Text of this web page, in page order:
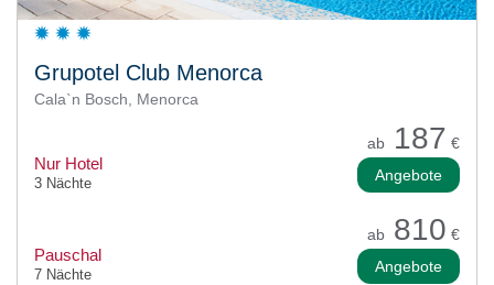
Grupotel Club Menorca
Cala`n Bosch, Menorca
ab 187 €
Nur Hotel
3 Nächte Angebote
ab 810 €
Pauschal
7 Nächte Angebote